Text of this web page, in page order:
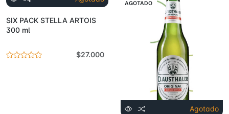
AGOTADO
SIX PACK STELLA ARTOIS
300 ml
$27.000
AGOTADO
Agotado